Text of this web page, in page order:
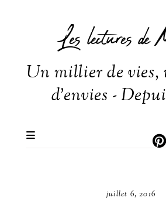
Les lectures de
Un millier de
d'envies -
juillet 6, 2016